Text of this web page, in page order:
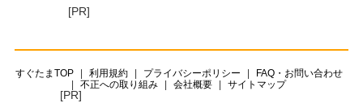
[PR]
すぐたまTOP 利用規約 プライバシーポリシー
FAQ・お問い合わせ
不正への取り組み
会社概要 サイトマップ
[PR]